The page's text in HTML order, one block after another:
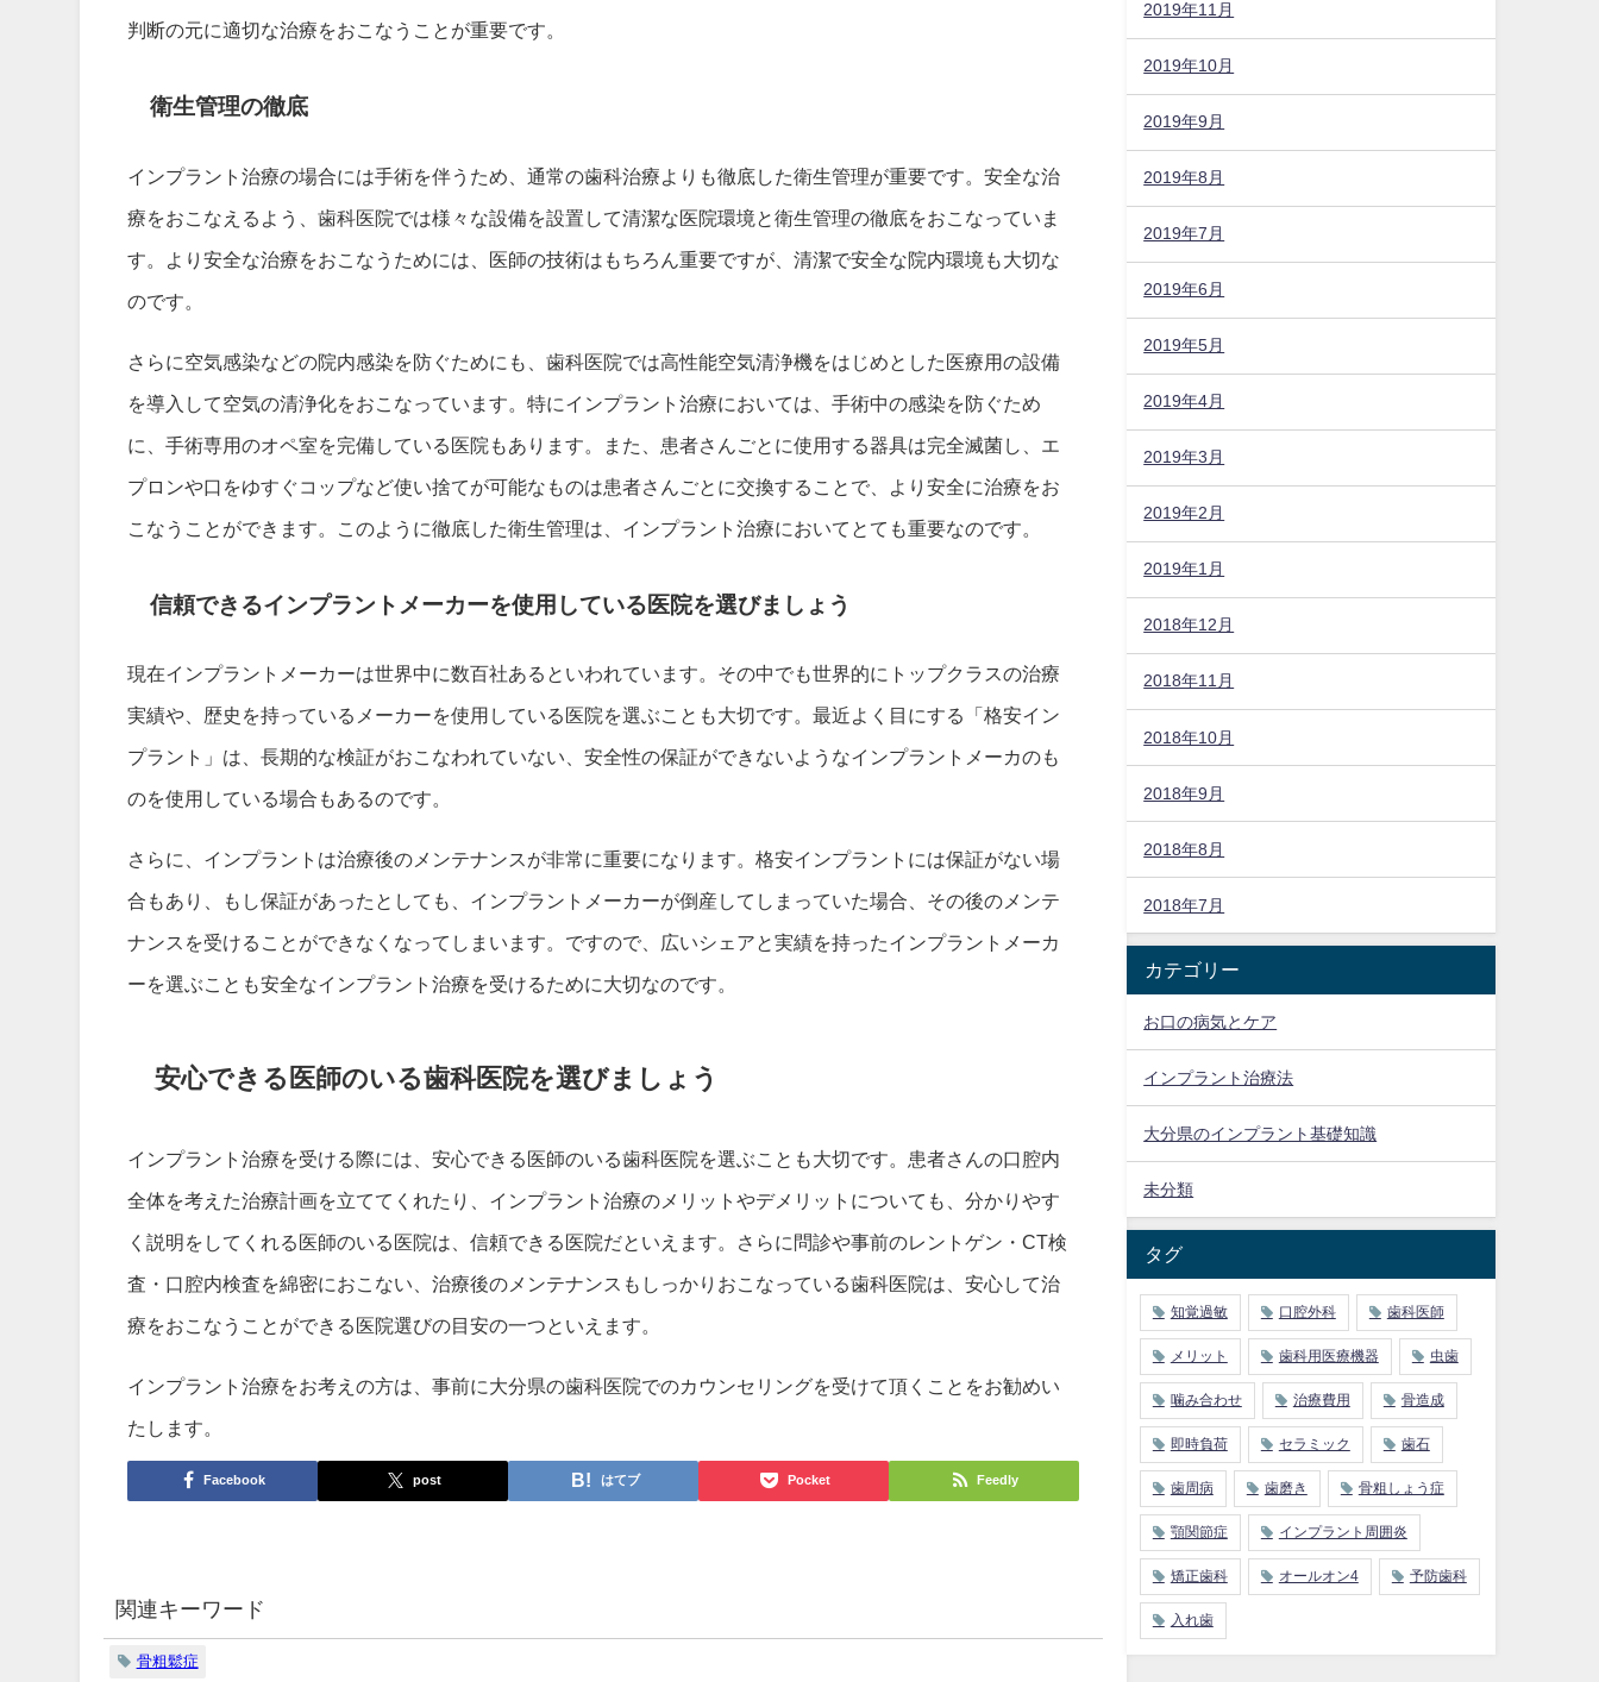
判断の元に適切な治療をおこなうことが重要です。
衛生管理の徹底
インプラント治療の場合には手術を伴うため、通常の歯科治療よりも徹底した衛生管理が重要です。安全な治
療をおこなえるよう、歯科医院では様々な設備を設置して清潔な医院環境と衛生管理の徹底をおこなっていま
す。より安全な治療をおこなうためには、医師の技術はもちろん重要ですが、清潔で安全な院内環境も大切な
のです。
さらに空気感染などの院内感染を防ぐためにも、歯科医院では高性能空気清浄機をはじめとした医療用の設備
を導入して空気の清浄化をおこなっています。特にインプラント治療においては、手術中の感染を防ぐため
に、手術専用のオペ室を完備している医院もあります。また、患者さんごとに使用する器具は完全滅菌し、エ
プロンや口をゆすぐコップなど使い捨てが可能なものは患者さんごとに交換することで、より安全に治療をお
こなうことができます。このように徹底した衛生管理は、インプラント治療においてとても重要なのです。
信頼できるインプラントメーカーを使用している医院を選びましょう
現在インプラントメーカーは世界中に数百社あるといわれています。その中でも世界的にトップクラスの治療
実績や、歴史を持っているメーカーを使用している医院を選ぶことも大切です。最近よく目にする「格安イン
プラント」は、長期的な検証がおこなわれていない、安全性の保証ができないようなインプラントメーカのも
のを使用している場合もあるのです。
さらに、インプラントは治療後のメンテナンスが非常に重要になります。格安インプラントには保証がない場
合もあり、もし保証があったとしても、インプラントメーカーが倒産してしまっていた場合、その後のメンテ
ナンスを受けることができなくなってしまいます。ですので、広いシェアと実績を持ったインプラントメーカ
ーを選ぶことも安全なインプラント治療を受けるために大切なのです。
安心できる医師のいる歯科医院を選びましょう
インプラント治療を受ける際には、安心できる医師のいる歯科医院を選ぶことも大切です。患者さんの口腔内
全体を考えた治療計画を立ててくれたり、インプラント治療のメリットやデメリットについても、分かりやす
く説明をしてくれる医師のいる医院は、信頼できる医院だといえます。さらに問診や事前のレントゲン・CT検
査・口腔内検査を綿密におこない、治療後のメンテナンスもしっかりおこなっている歯科医院は、安心して治
療をおこなうことができる医院選びの目安の一つといえます。
インプラント治療をお考えの方は、事前に大分県の歯科医院でのカウンセリングを受けて頂くことをお勧めい
たします。
Facebook post はてブ Pocket Feedly
関連キーワード
骨粗鬆症
2019年11月
2019年10月
2019年9月
2019年8月
2019年7月
2019年6月
2019年5月
2019年4月
2019年3月
2019年2月
2019年1月
2018年12月
2018年11月
2018年10月
2018年9月
2018年8月
2018年7月
カテゴリー
お口の病気とケア
インプラント治療法
大分県のインプラント基礎知識
未分類
タグ
知覚過敏 口腔外科 歯科医師
メリット 歯科用医療機器 虫歯
噛み合わせ 治療費用 骨造成
即時負荷 セラミック 歯石
歯周病 歯磨き 骨粗しょう症
顎関節症 インプラント周囲炎
矯正歯科 オールオン4 予防歯科
入れ歯